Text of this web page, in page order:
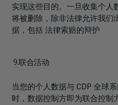
实现这些目的。一旦收集个人
将被删除，除非法律允许我们
据，包括 法律索赔的辩护
9.联合活动
当您的个人数据与 CDP 全球
时，数据控制方即为联合控制